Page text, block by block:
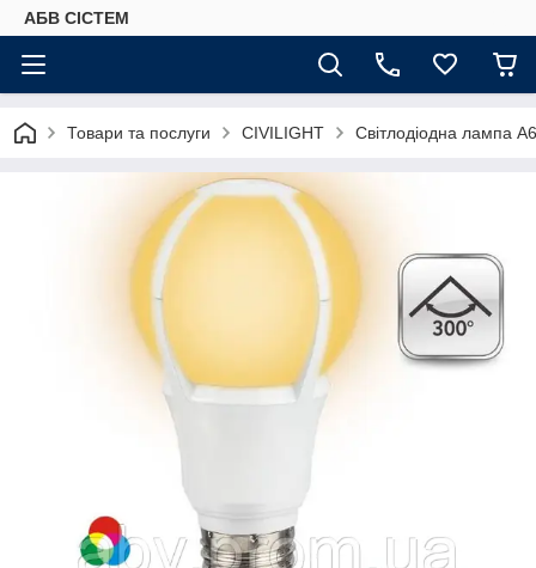
АБВ СІСТЕМ
Товари та послуги CIVILIGHT Світлодіодна лампа